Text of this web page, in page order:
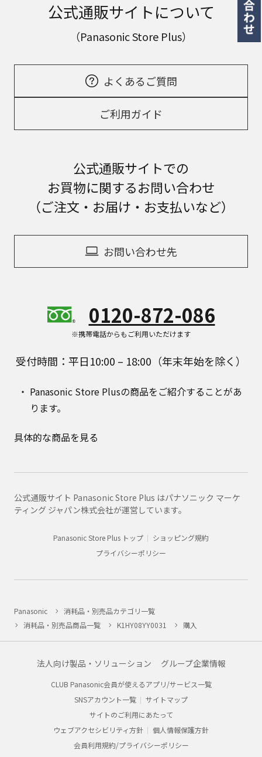
公式通販サイトについて
（Panasonic Store Plus）
よくあるご質問
ご利用ガイド
公式通販サイトでの
お買物に関するお問い合わせ
（ご注文・お届け・お支払いなど）
お問い合わせ先
0120-872-086
※携帯電話からもご利用いただけます
受付時間：平日10:00 – 18:00（年末年始を除く）
Panasonic Store Plusの商品をご紹介することがあ
ります。
具体的な商品を見る
公式通販サイト Panasonic Store Plus はパナソニック マーケ
ティング ジャパン株式会社が運営しています。
Panasonic Store Plus トップ
ショッピング規約
プライバシーポリシー
Panasonic
消耗品・別売品カテゴリ一覧
消耗品・別売品商品一覧
K1HY08YY0031 購入
法人向け製品・ソリューション グループ企業情報
CLUB Panasonic会員が使えるアプリ/サービス一覧
SNSアカウント一覧
サイトマップ
サイトのご利用にあたって
ウェブアクセシビリティ方針
個人情報保護方針
会員利用規約/プライバシーポリシー